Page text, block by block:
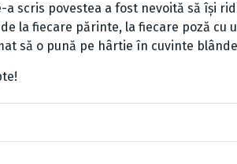
a scris povestea a fost nevoită să își
la fiecare părinte, la fiecare poză cu
să o pună pe hârtie în cuvinte